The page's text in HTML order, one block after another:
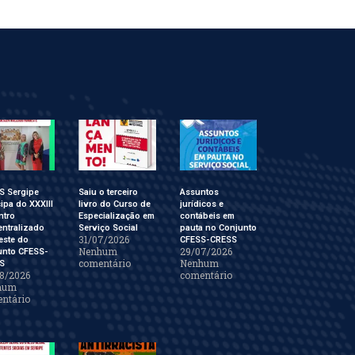
Sergipe
do XXXIII
do
CFESS-
2026
Saiu o terceiro
livro do Curso de
Especialização em
Serviço Social
31/07/2026
Nenhum
comentário
Assuntos
jurídicos e
contábeis em
pauta no Conjunto
CFESS-CRESS
29/07/2026
Nenhum
comentário